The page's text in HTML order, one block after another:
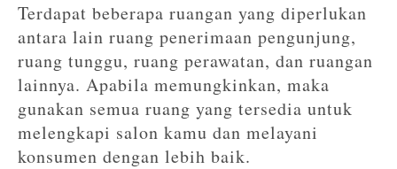
Terdapat beberapa ruangan yang diperlukan
antara lain ruang penerimaan pengunjung,
ruang tunggu, ruang perawatan, dan ruangan
lainnya. Apabila memungkinkan, maka
gunakan semua ruang yang tersedia untuk
melengkapi salon kamu dan melayani
konsumen dengan lebih baik.